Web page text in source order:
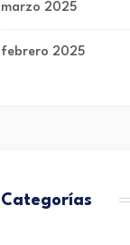
marzo 2025
febrero 2025
Categorías